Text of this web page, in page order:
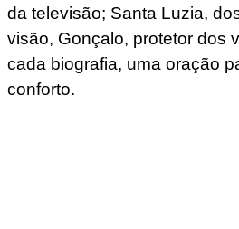
da televisão; Santa Luzia,
visão, Gonçalo, protetor dos
cada biografia, uma oração
conforto.